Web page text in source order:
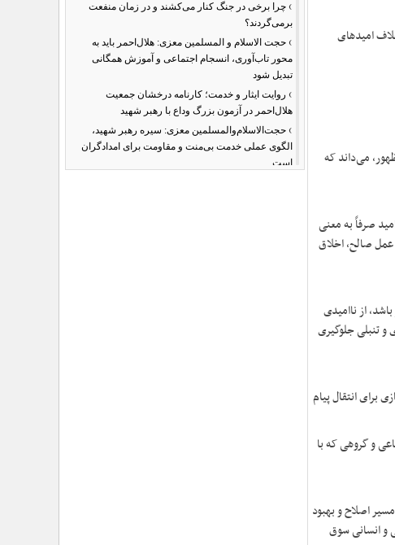
امیدهای
می‌داند که
صرفاً به معنی
عمل صالح، اخلاق
از ناامیدی
تنبلی جلوگیری
برای انتقال پیام
و گروهی که با
اصلاح و بهبود
و انسانی سوق
› چرا برخی در جنگ کنار می‌کشند و در زمان منفعت
برمی‌گردند؟
› حجت الاسلام و المسلمین معزی: هلال‌احمر باید به
محور تاب‌آوری، انسجام اجتماعی و آموزش همگانی
تبدیل شود
› روایت ایثار و خدمت؛ کارنامه درخشان جمعیت
هلال‌احمر در آزمون بزرگ وداع با رهبر شهید
› حجت‌الاسلام‌والمسلمین معزی: سیره رهبر شهید،
الگوی عملی خدمت بی‌منت و مقاومت برای امدادگران
است